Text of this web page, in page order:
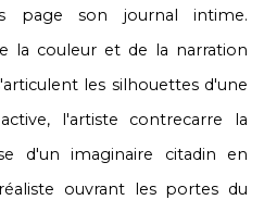
page son journal intime.
la couleur et de la narration
les silhouettes d'une
l'artiste contrecarre la
d'un imaginaire citadin en
ouvrant les portes du